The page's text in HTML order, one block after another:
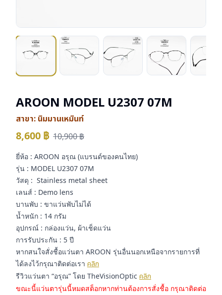
AROON MODEL U2307 07M
สาขา: นิมมานเหมินท์
8,600 ฿ 10,900฿
ยี่ห้อ : AROON อรุณ (แบรนด์ของคนไทย)
รุ่น : MODEL U2307 07M
วัสดุ : Stainless metal sheet
เลนส์ : Demo lens
บานพับ : ขาแว่นพับไม่ได้
น้ำหนัก : 14 กรัม
อุปกรณ์ : กล่องแว่น, ผ้าเช็ดแว่น
การรับประกัน : 5 ปี
หากสนใจสั่งชื้อแว่นตา AROON รุ่นอื่นนอกเหนือจากรายการที่
ได้ลงไว้กรุณาติดต่อเรา คลิก
รีวิวแว่นตา “อรุณ” โดย TheVisionOptic คลิก
ขณะนี้แว่นตารุ่นนี้หมดสต็อกหากท่านต้องการสั่งชื้อ กรุณาติดต่อ